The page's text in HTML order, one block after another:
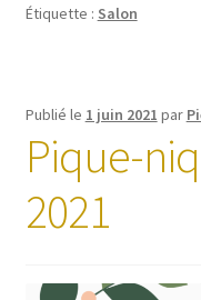
Étiquette : Salon
Publié le 1 juin 2021 par
Pique-
2021